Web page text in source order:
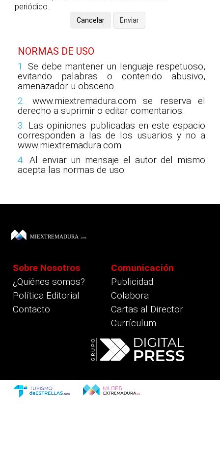
periódico.
NORMAS DE USO
1. Se debe mantener un lenguaje respetuoso,
evitando palabras o contenido abusivo,
amenazador u obsceno.
2. www.miextremadura.com se reserva el
derecho a suprimir o editar comentarios.
3. Las opiniones publicadas en este espacio
corresponden a las de los usuarios y no a
www.miextremadura.com
4. Al enviar un mensaje el autor del mismo
acepta las normas de uso.
Sobre Nosotros
¿Quiénes somos?
Política Editorial
Contacto
Comunicación
Publicidad
Colabora
Cartas al Director
Currículum